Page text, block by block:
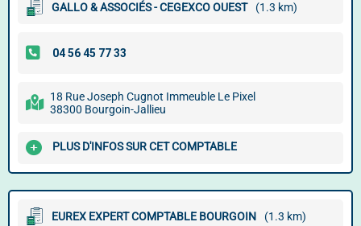
GALLO & ASSOCIÉS - CEGEXCO OUEST (1.3 km)
18 Rue Joseph Cugnot Immeuble Le Pixel
38300 Bourgoin-Jallieu
PLUS D'INFOS SUR CET COMPTABLE
EUREX EXPERT COMPTABLE BOURGOIN (1.3 km)